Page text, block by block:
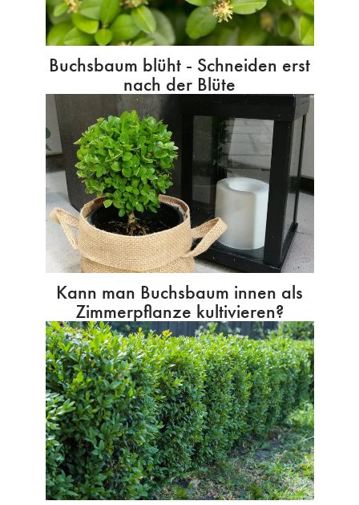
Buchsbaum blüht - Schneiden erst
nach der Blüte
Kann man Buchsbaum innen als
Zimmerpflanze kultivieren?